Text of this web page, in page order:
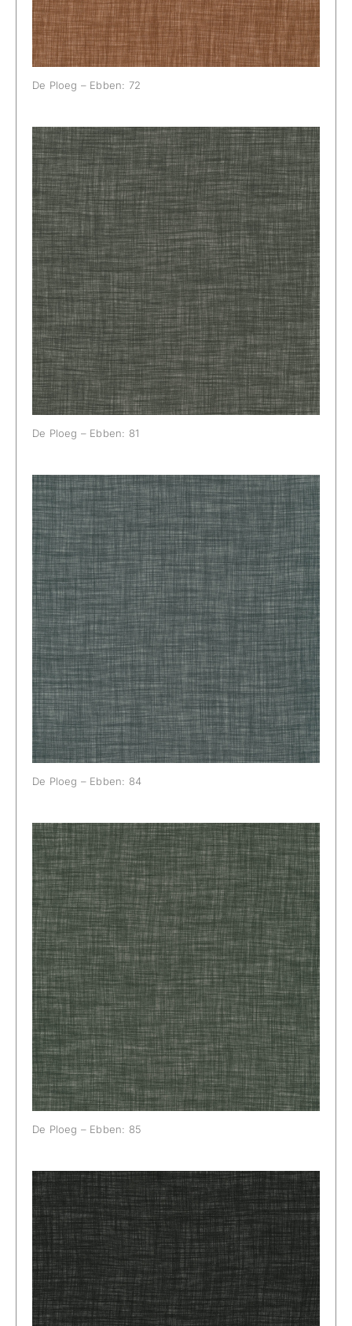
De Ploeg – Ebben: 72
De Ploeg – Ebben: 81
De Ploeg – Ebben: 81
De Ploeg – Ebben: 84
De Ploeg – Ebben: 84
De Ploeg – Ebben: 85
De Ploeg – Ebben: 85
De Ploeg – Ebben: 88